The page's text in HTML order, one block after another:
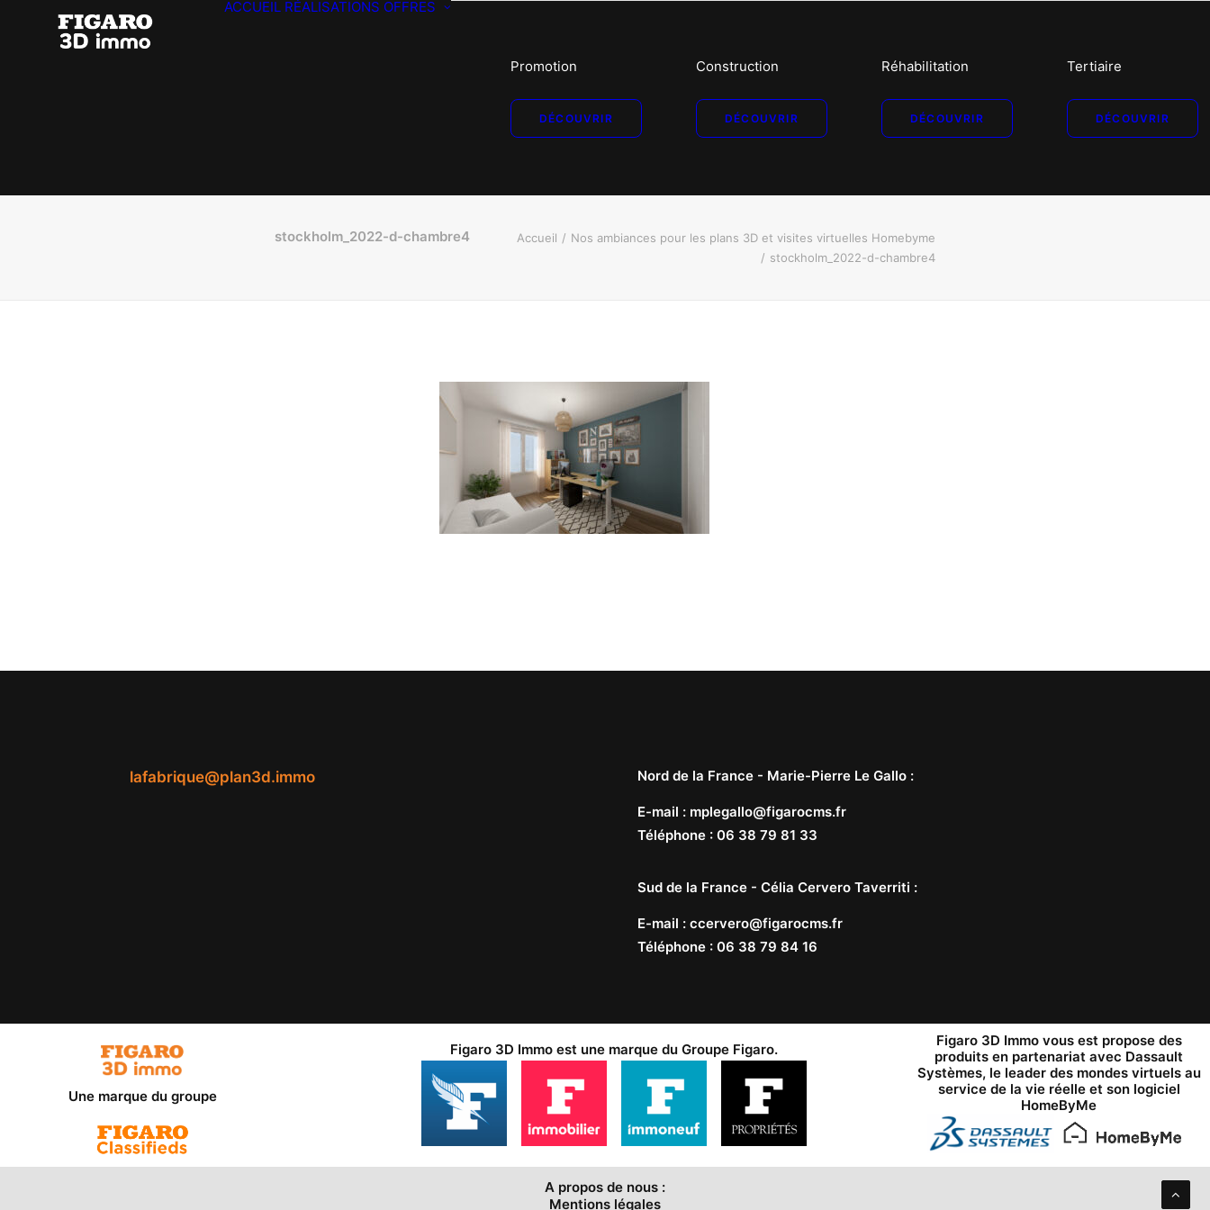
ACCUEIL RÉALISATIONS OFFRES
Promotion
DÉCOUVRIR
Construction
DÉCOUVRIR
Réhabilitation
DÉCOUVRIR
Tertiaire
DÉCOUVRIR
stockholm_2022-d-chambre4 Accueil
Nos ambiances pour les plans 3D et visites virtuelles Homebyme
stockholm_2022-d-chambre4
lafabrique@plan3d.immo Nord de la France - Marie-Pierre Le Gallo :
E-mail : mplegallo@figarocms.fr
Téléphone : 06 38 79 81 33
Sud de la France - Célia Cervero Taverriti :
E-mail : ccervero@figarocms.fr
Téléphone : 06 38 79 84 16
Une marque du groupe
Figaro 3D Immo est une marque du Groupe Figaro.
Figaro 3D Immo vous est propose des
produits en partenariat avec Dassault
Systèmes, le leader des mondes virtuels au
service de la vie réelle et son logiciel
HomeByMe
A propos de nous :
Mentions légales